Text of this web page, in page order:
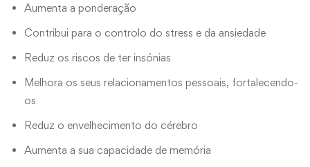
Aumenta a ponderação
Contribui para o controlo do stress e da ansiedade
Reduz os riscos de ter insónias
Melhora os seus relacionamentos pessoais, fortalecendo-
os
Reduz o envelhecimento do cérebro
Aumenta a sua capacidade de memória